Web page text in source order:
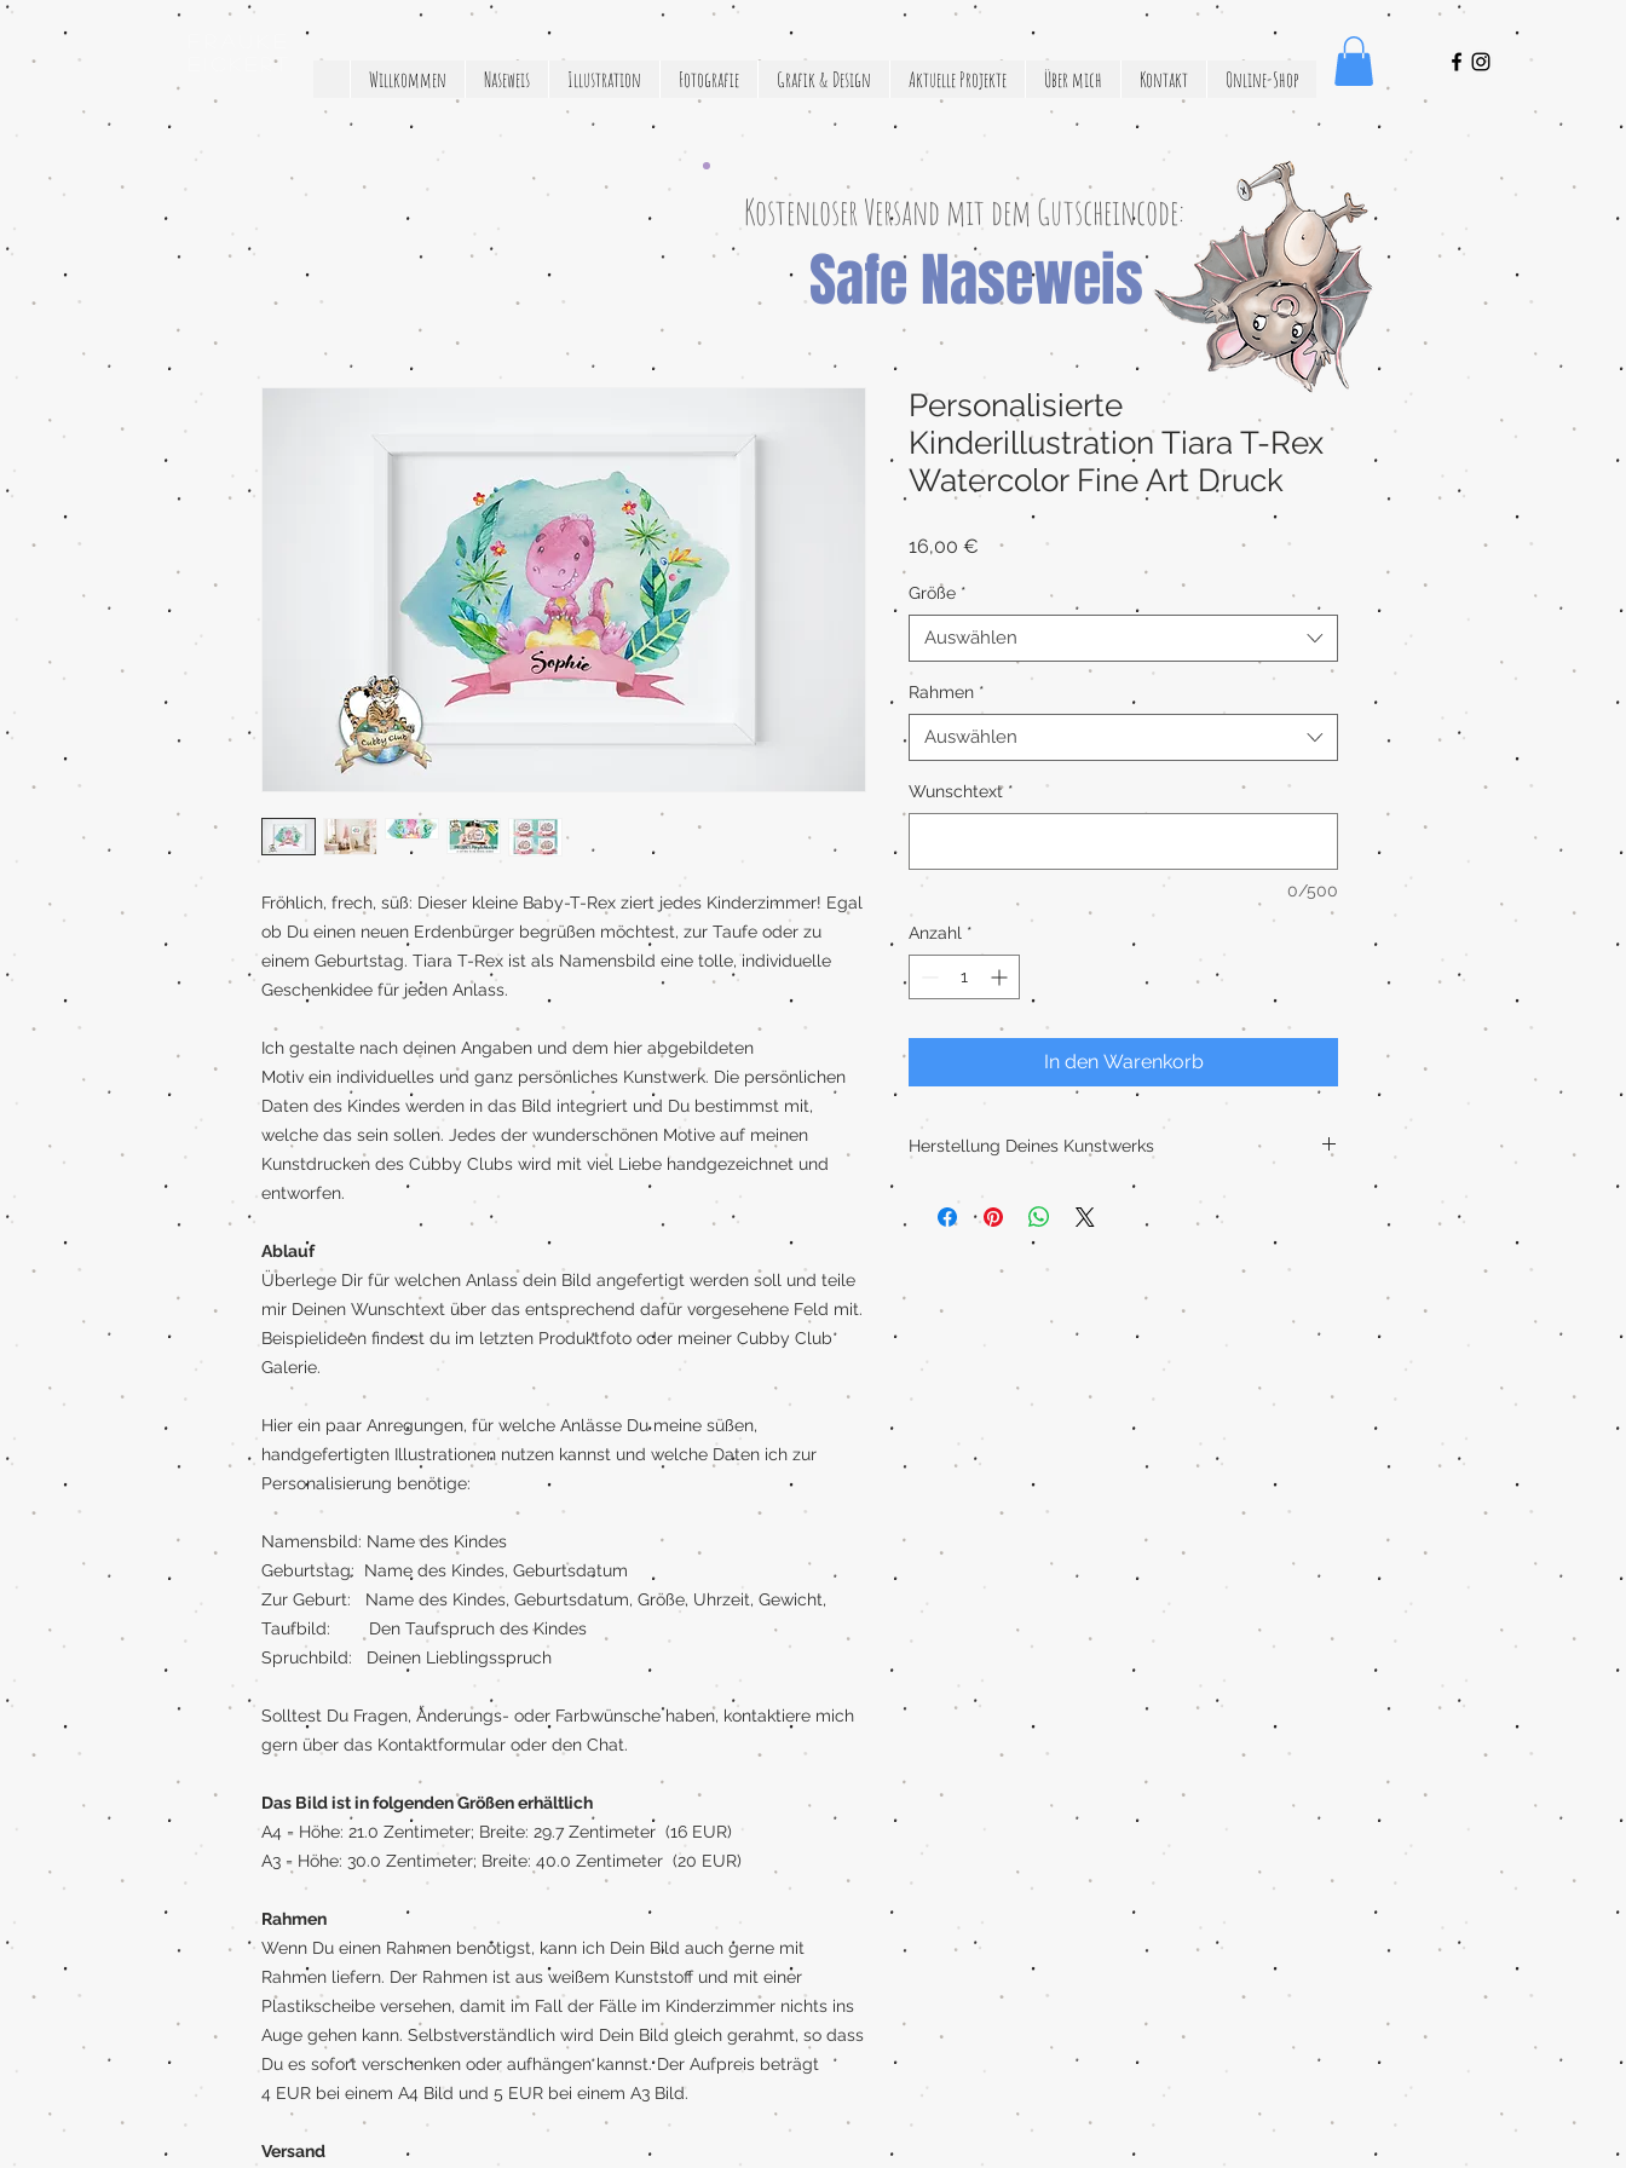
Willkommen Naseweis Illustration Fotografie Grafik & Design Aktuelle Projekte Über mich Kontakt Online-Shop
Kostenloser Versand mit dem Gutscheincode:
Safe Naseweis
Fröhlich, frech, süß: Dieser kleine Baby-T-Rex ziert jedes Kinderzimmer! Egal
ob Du einen neuen Erdenbürger begrüßen möchtest, zur Taufe oder zu
einem Geburtstag. Tiara T-Rex ist als Namensbild eine tolle, individuelle
Geschenkidee für jeden Anlass.
Ich gestalte nach deinen Angaben und dem hier abgebildeten
Motiv ein individuelles und ganz persönliches Kunstwerk. Die persönlichen
Daten des Kindes werden in das Bild integriert und Du bestimmst mit,
welche das sein sollen. Jedes der wunderschönen Motive auf meinen
Kunstdrucken des Cubby Clubs wird mit viel Liebe handgezeichnet und
entworfen.
Ablauf
Überlege Dir für welchen Anlass dein Bild angefertigt werden soll und teile
mir Deinen Wunschtext über das entsprechend dafür vorgesehene Feld mit.
Beispielideen findest du im letzten Produktfoto oder meiner Cubby Club
Galerie.
Hier ein paar Anregungen, für welche Anlässe Du meine süßen,
handgefertigten Illustrationen nutzen kannst und welche Daten ich zur
Personalisierung benötige:
Namensbild: Name des Kindes
Geburtstag: Name des Kindes, Geburtsdatum
Zur Geburt: Name des Kindes, Geburtsdatum, Größe, Uhrzeit, Gewicht,
Taufbild: Den Taufspruch des Kindes
Spruchbild: Deinen Lieblingsspruch
Solltest Du Fragen, Änderungs- oder Farbwünsche haben, kontaktiere mich
gern über das Kontaktformular oder den Chat.
Das Bild ist in folgenden Größen erhältlich
A4 = Höhe: 21.0 Zentimeter; Breite: 29.7 Zentimeter (16 EUR)
A3 = Höhe: 30.0 Zentimeter; Breite: 40.0 Zentimeter (20 EUR)
Rahmen
Wenn Du einen Rahmen benötigst, kann ich Dein Bild auch gerne mit
Rahmen liefern. Der Rahmen ist aus weißem Kunststoff und mit einer
Plastikscheibe versehen, damit im Fall der Fälle im Kinderzimmer nichts ins
Auge gehen kann. Selbstverständlich wird Dein Bild gleich gerahmt, so dass
Du es sofort verschenken oder aufhängen kannst. Der Aufpreis beträgt
4 EUR bei einem A4 Bild und 5 EUR bei einem A3 Bild.
Versand
Personalisierte
Kinderillustration Tiara T-Rex
Watercolor Fine Art Druck
16,00 € Preis
Größe *
Auswählen
Rahmen *
Auswählen
Wunschtext *
0/500
Anzahl *
In den Warenkorb
Herstellung Deines Kunstwerks
Frisch aus meinem Atelier in der Lüneburger
Heide! Ich gestalte nach Deinen Angaben ein
individuelles und ganz persönliches Kunstwerk.
Die Bilder werden handgezeichnet, mit einer
Mixtechnik aus Aquarellfarben, Zeichentusche und
Farbstiften. Anschließend bearbeite ich sie digital auf
meinem Graphictablet und danach gehen sie in den
Druck.
Du erhältst einen hochwertigen, individualisierten
Kunstdruck auf einem festen Fine Art Papier. Dieses
eine Grammatur von 220 g/m².
Eickert